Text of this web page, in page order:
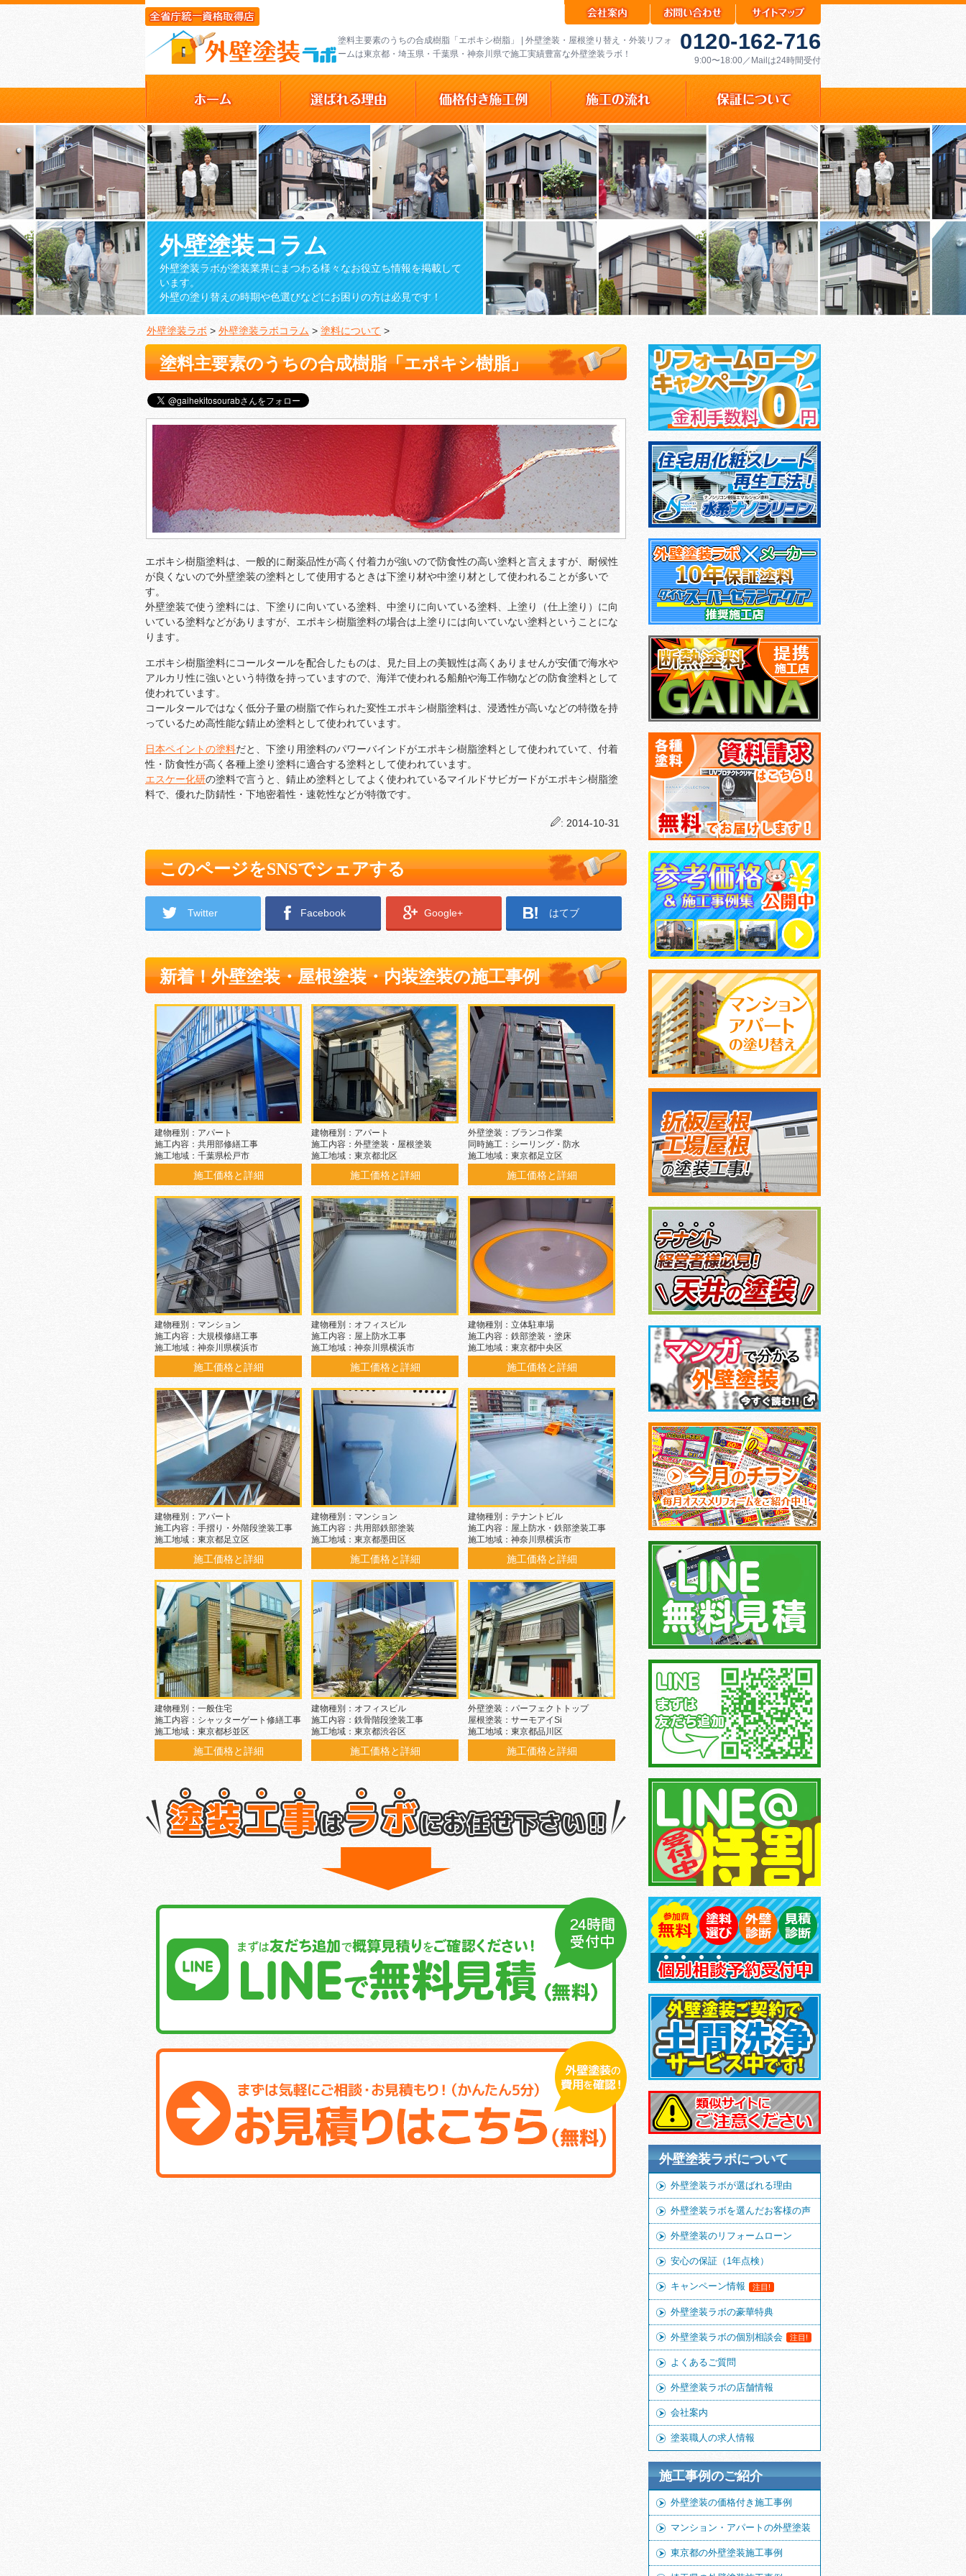
塗料主要素のうちの合成樹脂「エポキシ樹脂」 | 外壁塗装・屋根塗り替え・外装リフォ
ームは東京都・埼玉県・千葉県・神奈川県で施工実績豊富な外壁塗装ラボ！
0120-162-716
9:00〜18:00／Mailは24時間受付
外壁塗装コラム
外壁塗装ラボが塗装業界にまつわる様々なお役立ち情報を掲載して
います。
外壁の塗り替えの時期や色選びなどにお困りの方は必見です！
外壁塗装ラボ > 外壁塗装ラボコラム > 塗料について >
塗料主要素のうちの合成樹脂「エポキシ樹脂」
エポキシ樹脂塗料は、一般的に耐薬品性が高く付着力が強いので防食性の高い塗料と言えますが、耐候性
が良くないので外壁塗装の塗料として使用するときは下塗り材や中塗り材として使われることが多いで
す。
外壁塗装で使う塗料には、下塗りに向いている塗料、中塗りに向いている塗料、上塗り（仕上塗り）に向
いている塗料などがありますが、エポキシ樹脂塗料の場合は上塗りには向いていない塗料ということにな
ります。
エポキシ樹脂塗料にコールタールを配合したものは、見た目上の美観性は高くありませんが安価で海水や
アルカリ性に強いという特徴を持っていますので、海洋で使われる船舶や海工作物などの防食塗料として
使われています。
コールタールではなく低分子量の樹脂で作られた変性エポキシ樹脂塗料は、浸透性が高いなどの特徴を持
っているため高性能な錆止め塗料として使われています。
日本ペイントの塗料だと、下塗り用塗料のパワーバインドがエポキシ樹脂塗料として使われていて、付着
性・防食性が高く各種上塗り塗料に適合する塗料として使われています。
エスケー化研の塗料で言うと、錆止め塗料としてよく使われているマイルドサビガードがエポキシ樹脂塗
料で、優れた防錆性・下地密着性・速乾性などが特徴です。
: 2014-10-31
このページをSNSでシェアする
Twitter Facebook Google+ はてブ
新着！外壁塗装・屋根塗装・内装塗装の施工事例
建物種別：アパート
施工内容：共用部修繕工事
施工地域：千葉県松戸市
施工価格と詳細
建物種別：アパート
施工内容：外壁塗装・屋根塗装
施工地域：東京都北区
施工価格と詳細
外壁塗装：ブランコ作業
同時施工：シーリング・防水
施工地域：東京都足立区
施工価格と詳細
建物種別：マンション
施工内容：大規模修繕工事
施工地域：神奈川県横浜市
施工価格と詳細
建物種別：オフィスビル
施工内容：屋上防水工事
施工地域：神奈川県横浜市
施工価格と詳細
建物種別：立体駐車場
施工内容：鉄部塗装・塗床
施工地域：東京都中央区
施工価格と詳細
建物種別：アパート
施工内容：手摺り・外階段塗装工事
施工地域：東京都足立区
施工価格と詳細
建物種別：マンション
施工内容：共用部鉄部塗装
施工地域：東京都墨田区
施工価格と詳細
建物種別：テナントビル
施工内容：屋上防水・鉄部塗装工事
施工地域：神奈川県横浜市
施工価格と詳細
建物種別：一般住宅
施工内容：シャッターゲート修繕工事
施工地域：東京都杉並区
施工価格と詳細
建物種別：オフィスビル
施工内容：鉄骨階段塗装工事
施工地域：東京都渋谷区
施工価格と詳細
外壁塗装：パーフェクトトップ
屋根塗装：サーモアイSi
施工地域：東京都品川区
施工価格と詳細
外壁塗装ラボについて
外壁塗装ラボが選ばれる理由
外壁塗装ラボを選んだお客様の声
外壁塗装のリフォームローン
安心の保証（1年点検）
キャンペーン情報 注目!
外壁塗装ラボの豪華特典
外壁塗装ラボの個別相談会 注目!
よくあるご質問
外壁塗装ラボの店舗情報
会社案内
塗装職人の求人情報
施工事例のご紹介
外壁塗装の価格付き施工事例
マンション・アパートの外壁塗装
東京都の外壁塗装施工事例